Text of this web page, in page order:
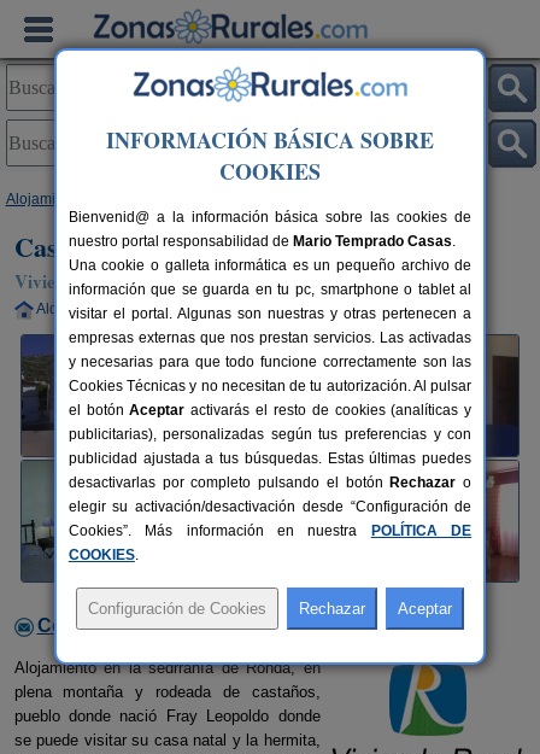
Alojamientos
Casa de La Plaza
Vivienda turística en Alpandeire (Málaga)
Alquiler completo 5-9+1 plazas 120 km de Málaga
Contactar con el alojamiento
Alojamiento en la sedrranía de Ronda, en
plena montaña y rodeada de castaños,
pueblo donde nació Fray Leopoldo donde
se puede visitar su casa natal y la hermita,
INFORMACIÓN BÁSICA SOBRE
COOKIES
Bienvenid@ a la información básica sobre las cookies de
nuestro portal responsabilidad de Mario Temprado Casas.
Una cookie o galleta informática es un pequeño archivo de
información que se guarda en tu pc, smartphone o tablet al
visitar el portal. Algunas son nuestras y otras pertenecen a
empresas externas que nos prestan servicios. Las activadas
y necesarias para que todo funcione correctamente son las
Cookies Técnicas y no necesitan de tu autorización. Al pulsar
el botónAceptar activarás el resto de cookies (analíticas y
publicitarias), personalizadas según tus preferencias y con
publicidad ajustada a tus búsquedas. Estas últimas puedes
desactivarlas por completo pulsando el botón Rechazar o
elegir su activación/desactivación desde “Configuración de
Cookies”. Más información en nuestra
POLÍTICA DE
COOKIES.